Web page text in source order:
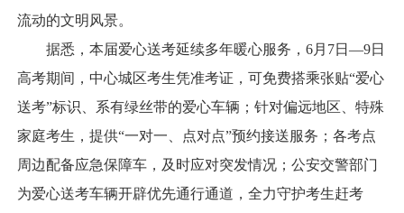
流动的文明风景。
据悉，本届爱心送考延续多年暖心服务，6月7日—9日
高考期间，中心城区考生凭准考证，可免费搭乘张贴“爱心
送考”标识、系有绿丝带的爱心车辆；针对偏远地区、特殊
家庭考生，提供“一对一、点对点”预约接送服务；各考点
周边配备应急保障车，及时应对突发情况；公安交警部门
为爱心送考车辆开辟优先通行通道，全力守护考生赶考